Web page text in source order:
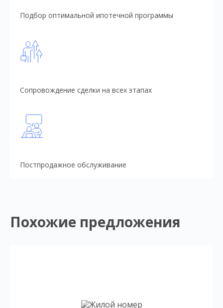
Подбор оптимальной ипотечной программы
Сопровождение сделки на всех этапах
Постпродажное обслуживание
Похожие предложения